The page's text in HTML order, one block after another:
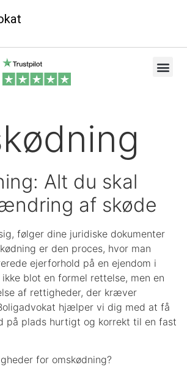
Alt du skal
af skøde
følger dine juridiske dokumenter
er den proces, hvor man
ejerforhold på en ejendom i
blot en formel rettelse, men en
af rettigheder, der kræver
hjælper vi dig med at få
på plads hurtigt og korrekt til en fast
for omskødning?